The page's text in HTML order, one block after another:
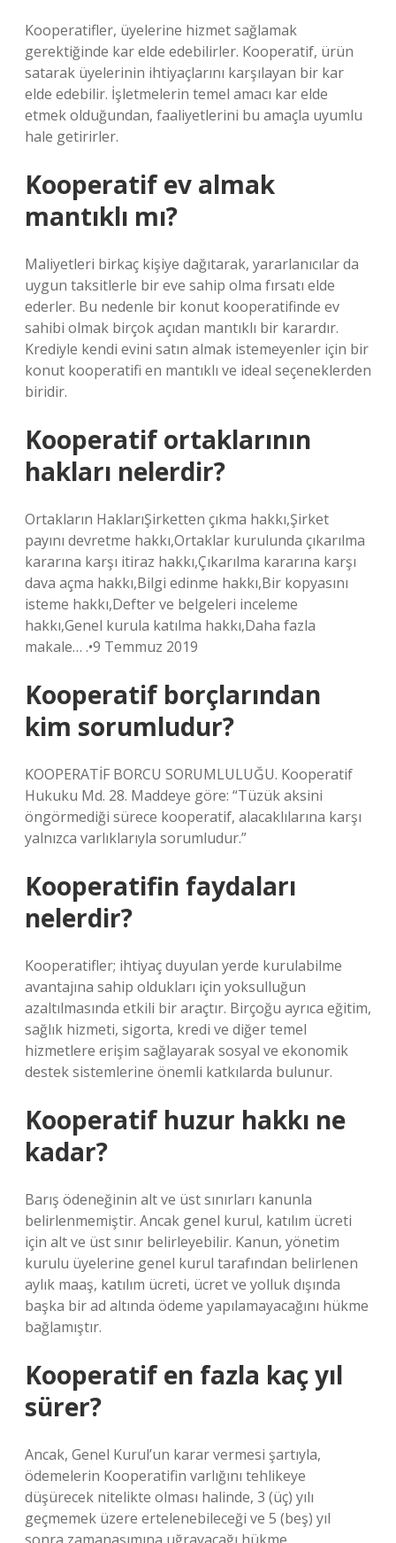
Kooperatifler, üyelerine hizmet sağlamak
gerektiğinde kar elde edebilirler. Kooperatif, ürün
satarak üyelerinin ihtiyaçlarını karşılayan bir kar
elde edebilir. İşletmelerin temel amacı kar elde
etmek olduğundan, faaliyetlerini bu amaçla uyumlu
hale getirirler.
Kooperatif ev almak
mantıklı mı?
Maliyetleri birkaç kişiye dağıtarak, yararlanıcılar da
uygun taksitlerle bir eve sahip olma fırsatı elde
ederler. Bu nedenle bir konut kooperatifinde ev
sahibi olmak birçok açıdan mantıklı bir karardır.
Krediyle kendi evini satın almak istemeyenler için bir
konut kooperatifi en mantıklı ve ideal seçeneklerden
biridir.
Kooperatif ortaklarının
hakları nelerdir?
Ortakların HaklarıŞirketten çıkma hakkı,Şirket
payını devretme hakkı,Ortaklar kurulunda çıkarılma
kararına karşı itiraz hakkı,Çıkarılma kararına karşı
dava açma hakkı,Bilgi edinme hakkı,Bir kopyasını
isteme hakkı,Defter ve belgeleri inceleme
hakkı,Genel kurula katılma hakkı,Daha fazla
makale… .•9 Temmuz 2019
Kooperatif borçlarından
kim sorumludur?
KOOPERATİF BORCU SORUMLULUĞU. Kooperatif
Hukuku Md. 28. Maddeye göre: “Tüzük aksini
öngörmediği sürece kooperatif, alacaklılarına karşı
yalnızca varlıklarıyla sorumludur.”
Kooperatifin faydaları
nelerdir?
Kooperatifler; ihtiyaç duyulan yerde kurulabilme
avantajına sahip oldukları için yoksulluğun
azaltılmasında etkili bir araçtır. Birçoğu ayrıca eğitim,
sağlık hizmeti, sigorta, kredi ve diğer temel
hizmetlere erişim sağlayarak sosyal ve ekonomik
destek sistemlerine önemli katkılarda bulunur.
Kooperatif huzur hakkı ne
kadar?
Barış ödeneğinin alt ve üst sınırları kanunla
belirlenmemiştir. Ancak genel kurul, katılım ücreti
için alt ve üst sınır belirleyebilir. Kanun, yönetim
kurulu üyelerine genel kurul tarafından belirlenen
aylık maaş, katılım ücreti, ücret ve yolluk dışında
başka bir ad altında ödeme yapılamayacağını hükme
bağlamıştır.
Kooperatif en fazla kaç yıl
sürer?
Ancak, Genel Kurul’un karar vermesi şartıyla,
ödemelerin Kooperatifin varlığını tehlikeye
düşürecek nitelikte olması halinde, 3 (üç) yılı
geçmemek üzere ertelenebileceği ve 5 (beş) yıl